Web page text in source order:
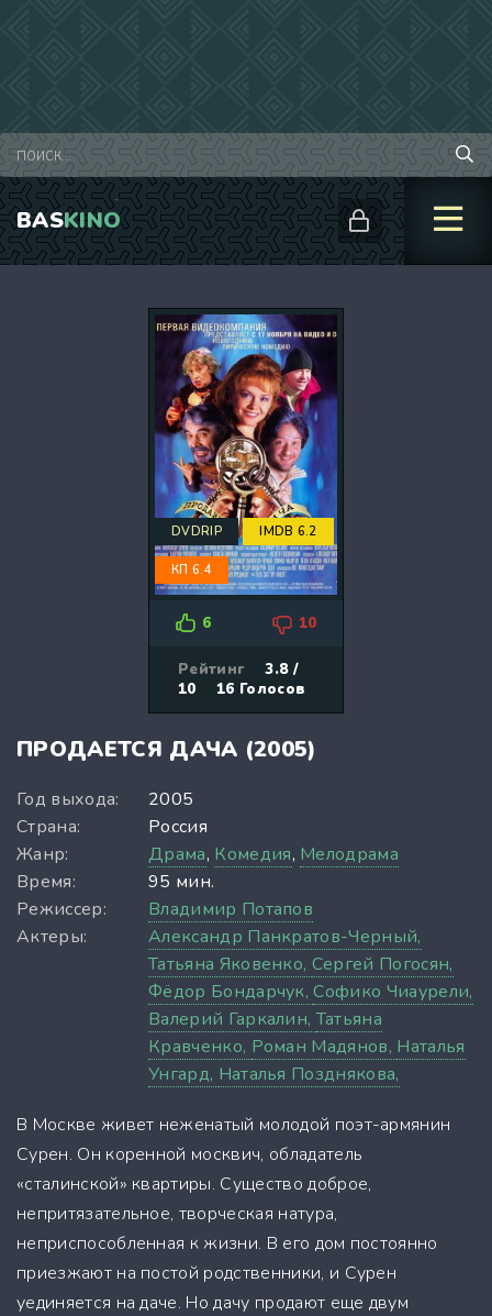
BASKINO
DVDRIP IMDB 6.2
КП 6.4
6 10
Рейтинг
3.8 /
10
16 Голосов
ПРОДАЕТСЯ ДАЧА (2005)
Год выхода:
2005
Страна:
Россия
Жанр:
Драма, Комедия, Мелодрама
Время:
95 мин.
Режиссер:
Владимир Потапов
Актеры:
Александр Панкратов-Черный,
Татьяна Яковенко, Сергей Погосян,
Фёдор Бондарчук,Софико Чиаурели,
Валерий Гаркалин,Татьяна
Кравченко, Роман Мадянов, Наталья
Унгард, Наталья Позднякова,
В Москве живет неженатый молодой поэт-армянин
Сурен. Он коренной москвич, обладатель
«сталинской» квартиры. Существо доброе,
непритязательное, творческая натура,
неприспособленная к жизни. В его дом постоянно
приезжают на постой родственники, и Сурен
уединяется на даче. Но дачу продают еще двум